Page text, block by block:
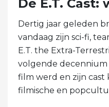
De E.T. Cast:
Dertig jaar geleden
vandaag zijn sci-fi,
E.T. the Extra-
volgende
film werd en zijn
filmische en